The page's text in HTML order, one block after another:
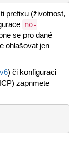
prefixu (životnost,
no-
se pro dané
ohlašovat jen
) či konfiguraci
zapnmete